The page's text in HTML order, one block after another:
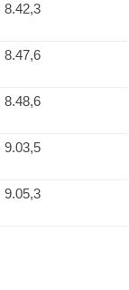
8.42,3
8.47,6
8.48,6
9.03,5
9.05,3